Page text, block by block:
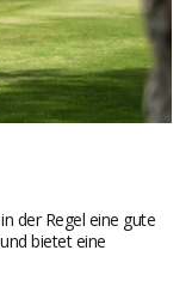
der Regel eine gute
bietet eine